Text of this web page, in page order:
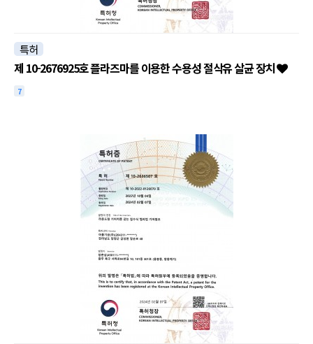
특허
제 10-2676925호 플라즈마를 이용한 수용성 절삭유 살균 장치
7